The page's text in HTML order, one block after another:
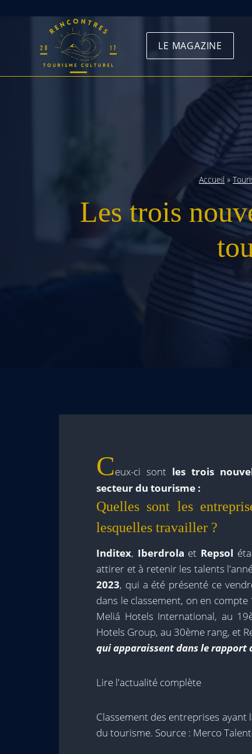
LE MAGAZINE
Accueil »
Les trois
Ceux-ci sont les trois
secteur du tourisme :
Quelles sont les
lesquelles travailler ?
Inditex, Iberdrola et Repsol
attirer et à retenir les talents
2023, qui a été présenté ce
dans le classement, on en
Meliá Hotels International, au
Hotels Group, au 30ème rang, et
qui apparaissent dans le rapport
Lire l'actualité complète
Classement des entreprises
du tourisme. Source : Merco